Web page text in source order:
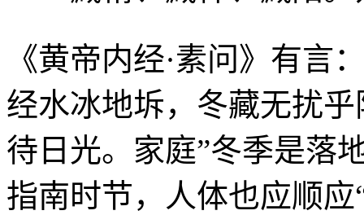
《黄帝内经·素问》有言
经水冰地坼，冬藏无扰
待日光。家庭”冬季是落
指南时节，人体也应顺